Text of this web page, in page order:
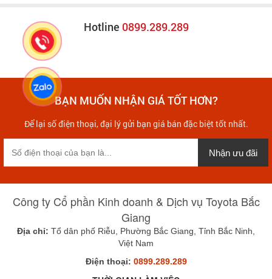
Hotline 0899.289.289
BẠN MUỐN NHẬN GIÁ TỐT HƠN?
Để lại số điện thoại, đại lý gửi bạn giá bán đặc biệt tốt nhất.
Nhận ưu đãi
Công ty Cổ phần Kinh doanh & Dịch vụ Toyota Bắc
Giang
Địa chỉ: Tổ dân phố Riễu, Phường Bắc Giang, Tỉnh Bắc Ninh,
Việt Nam
Điện thoại: 0899.289.289